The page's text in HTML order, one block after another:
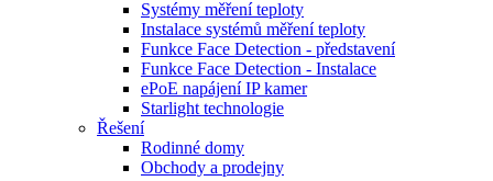
Systémy měření teploty
Instalace systémů měření teploty
Funkce Face Detection - představení
Funkce Face Detection - Instalace
ePoE napájení IP kamer
Starlight technologie
Řešení
Rodinné domy
Obchody a prodejny